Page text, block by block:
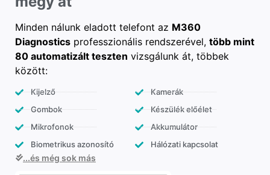
Minden nálunk eladott telefont az M360
Diagnostics professzionális rendszerével, több mint
80 automatizált teszten vizsgálunk át, többek
között:
Kijelző
Gombok
Mikrofonok
Biometrikus azonosító
Kamerák
Készülék előélet
Akkumulátor
Hálózati kapcsolat
...és még sok más